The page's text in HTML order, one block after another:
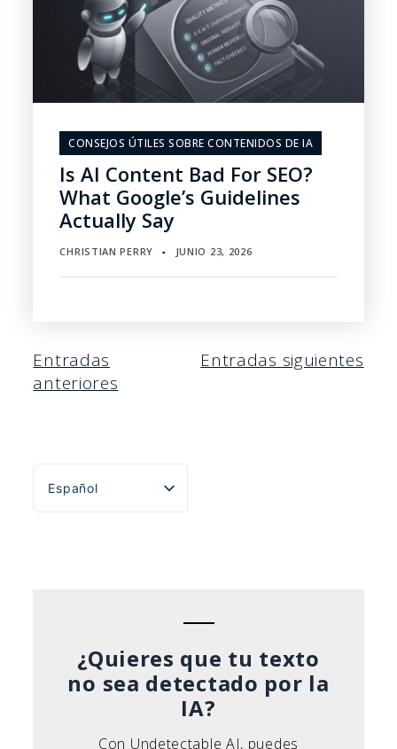
CONSEJOS ÚTILES SOBRE CONTENIDOS DE IA
Is AI Content Bad For SEO?
What Google’s Guidelines
Actually Say
CHRISTIAN PERRY ▪ JUNIO 23, 2026
Navegación
de
Entradas
anteriores
Entradas siguientes
Español
English
¿Quieres que tu texto
no sea detectado por la
IA?
Con Undetectable AI, puedes